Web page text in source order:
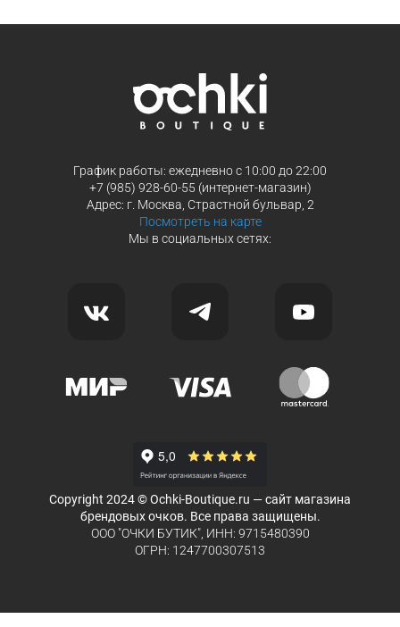
График работы: ежедневно с 10:00 до 22:00
+7 (985) 928-60-55 (интернет-магазин)
Адрес: г. Москва, Страстной бульвар, 2
Посмотреть на карте
Мы в социальных сетях:
Copyright 2024 © Ochki-Boutique.ru — сайт магазина
брендовых очков. Все права защищены.
ООО "ОЧКИ БУТИК", ИНН: 9715480390
ОГРН: 1247700307513